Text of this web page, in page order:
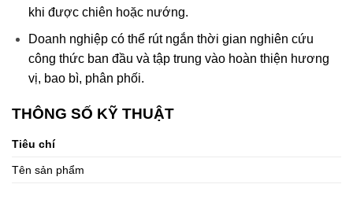
khi được chiên hoặc nướng.
Doanh nghiệp có thể rút ngắn thời gian nghiên cứu
công thức ban đầu và tập trung vào hoàn thiện hương
vị, bao bì, phân phối.
THÔNG SỐ KỸ THUẬT
Tiêu chí
Tên sản phẩm